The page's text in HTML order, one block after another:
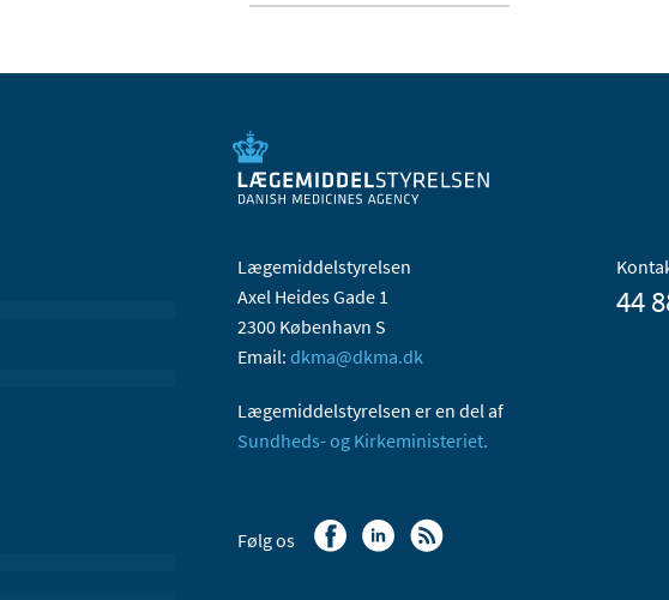
Lægemiddelstyrelsen
Axel Heides Gade 1
2300 København S
Email: dkma@dkma.dk
Lægemiddelstyrelsen er en del af
Sundheds- og Kirkeministeriet.
44
Følg os